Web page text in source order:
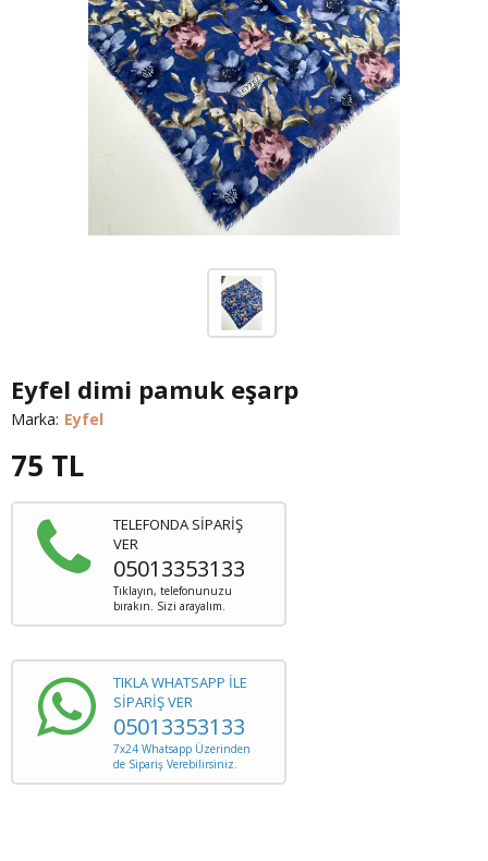
Eyfel dimi pamuk eşarp
Marka: Eyfel
75 TL
TELEFONDA SİPARİŞ
VER
05013353133
Tıklayın, telefonunuzu
bırakın. Sizi arayalım.
TIKLA WHATSAPP İLE
SİPARİŞ VER
05013353133
7x24 Whatsapp Üzerinden
de Sipariş Verebilirsiniz.